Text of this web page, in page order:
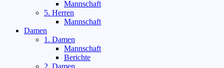
Mannschaft
5. Herren
Mannschaft
Damen
1. Damen
Mannschaft
Berichte
2. Damen